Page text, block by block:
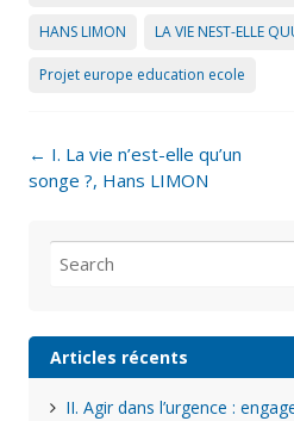
HANS LIMON LA VIE NEST-ELLE
Projet europe education ecole
Post
navigation
← I. La vie n’est-elle qu’un
songe ?, Hans LIMON
for:
Articles récents
II. Agir dans l’urgence :